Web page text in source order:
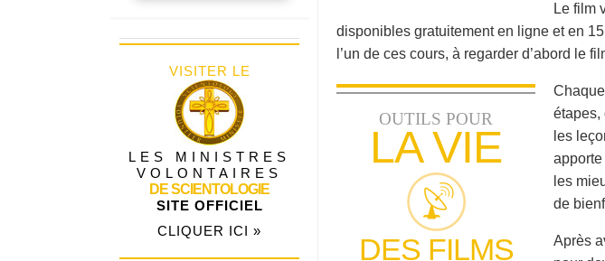
Le film
disponibles gratuitement en ligne et en
l’un de ces cours, à regarder d’abord le
OUTILS POUR
LA VIE
DES FILMS
étapes,
les
les
de
Après
VISITER LE
LES MINISTRES
VOLONTAIRES
DE SCIENTOLOGIE
SITE OFFICIEL
CLIQUER ICI »